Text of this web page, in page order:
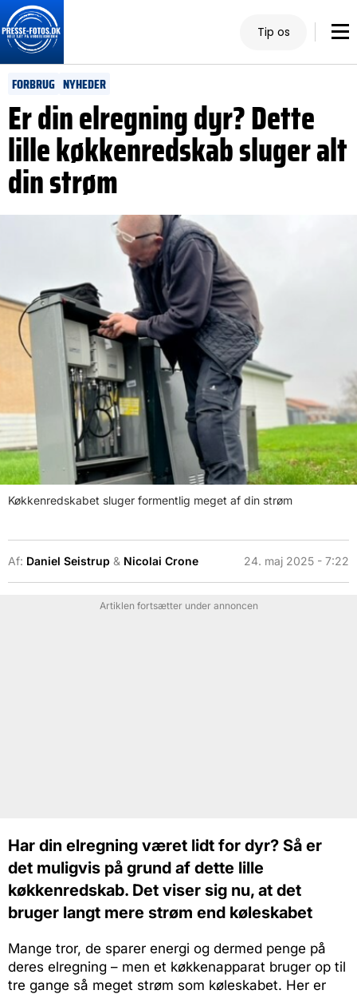
Tip os
FORBRUG NYHEDER
Er din elregning dyr? Dette
lille køkkenredskab sluger alt
din strøm
Køkkenredskabet sluger formentlig meget af din strøm
Af: Daniel Seistrup & Nicolai Crone 24. maj 2025 - 7:22
Artiklen fortsætter under annoncen
Har din elregning været lidt for dyr? Så er
det muligvis på grund af dette lille
køkkenredskab. Det viser sig nu, at det
bruger langt mere strøm end køleskabet
Mange tror, de sparer energi og dermed penge på
deres elregning – men et køkkenapparat bruger op til
tre gange så meget strøm som køleskabet. Her er